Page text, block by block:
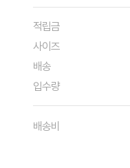
적립금
사이즈
배송
입수량
배송비